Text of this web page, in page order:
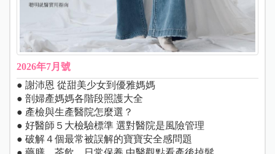
2026年7月號
● 謝沛恩 從甜美少女到優雅媽媽
● 剖婦產媽媽各階段照護大全
● 產檢與生產醫院怎麼選？
● 好醫師５大檢驗標準 選對醫院是風險管理
● 破解４個最常被誤解的寶寶安全感問題